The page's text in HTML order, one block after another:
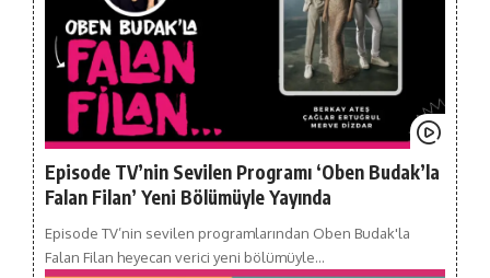
Episode TV’nin Sevilen Programı ‘Oben Budak’la
Falan Filan’ Yeni Bölümüyle Yayında
Episode TV’nin sevilen programlarından Oben Budak'la
Falan Filan heyecan verici yeni bölümüyle…